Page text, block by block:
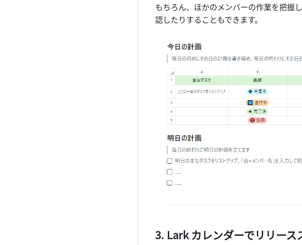
もちろん、ほかのメンバーの作業を把握
認したりすることもできます。
Lark カレンダーでリリー